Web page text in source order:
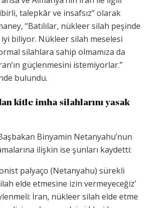
talepkâr ve insafsız” olarak
“Batılılar, nükleer silah peşinde
iyi biliyor. Nükleer silah meselesi
silahlara sahip olmamıza da
güçlenmesini istemiyorlar.”
bulundu.
kitle imha silahlarını yasak
Binyamin Netanyahu’nun
ilişkin ise şunları kaydetti:
palyaço (Netanyahu) sürekli
elde etmesine izin vermeyeceğiz’
İran, nükleer silah elde etme